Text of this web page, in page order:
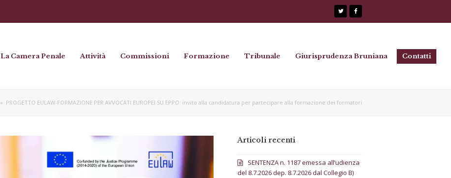
Twitter
La Camera Penale Attività Commissioni Formazione Tribunale Giurisprudenza Bruniana Contatti
» PROGETTO EULAW-FORMAZIONE PER AVVOCATI EUROPEI SU EPPO: invito alla candidatura per partecipare alla formazione dei formatori
Articoli recenti
SENTENZA n. 1187 emessa all’udienza
del 8.7.2026 dep. 8.7.2026 dal Collegio B)